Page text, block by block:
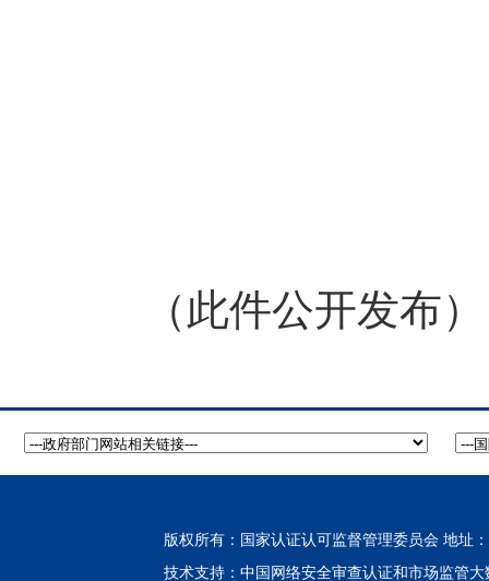
（此件公开发布）
版权所有：国家认证认可监督管理委员会 地址
技术支持： 中国网络安全审查认证和市场监管